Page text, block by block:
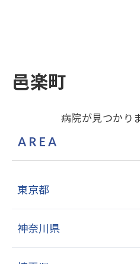
邑楽町
病院が見つかり
AREA
東京都
神奈川県